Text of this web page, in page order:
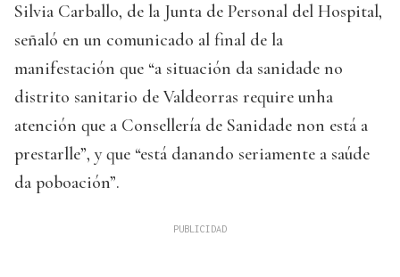
Silvia Carballo, de la Junta de Personal del Hospital,
señaló en un comunicado al final de la
manifestación que “a situación da sanidade no
distrito sanitario de Valdeorras require unha
atención que a Consellería de Sanidade non está a
prestarlle”, y que “está danando seriamente a saúde
da poboación”.